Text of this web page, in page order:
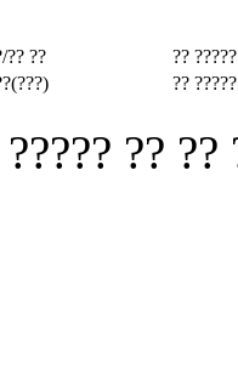
?? ??
??
??
????? ??